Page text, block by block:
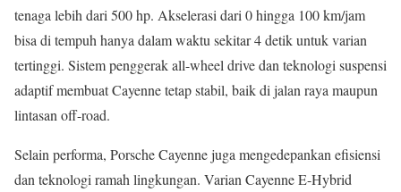
tenaga lebih dari 500 hp. Akselerasi dari 0 hingga 100 km/jam
bisa di tempuh hanya dalam waktu sekitar 4 detik untuk varian
tertinggi. Sistem penggerak all-wheel drive dan teknologi suspensi
adaptif membuat Cayenne tetap stabil, baik di jalan raya maupun
lintasan off-road.
Selain performa, Porsche Cayenne juga mengedepankan efisiensi
dan teknologi ramah lingkungan. Varian Cayenne E-Hybrid